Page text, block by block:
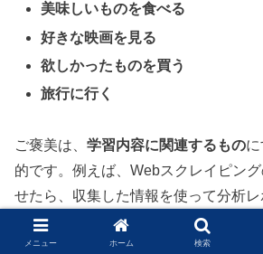
美味しいものを食べる
好きな映画を見る
欲しかったものを買う
旅行に行く
ご褒美は、 学習内容に関連するもの
的です。例えば、Webスクレイピン
せたら、収集した情報を使って分析
れを公開することで、更なるスキル
できます。
メニュー ホーム 検索